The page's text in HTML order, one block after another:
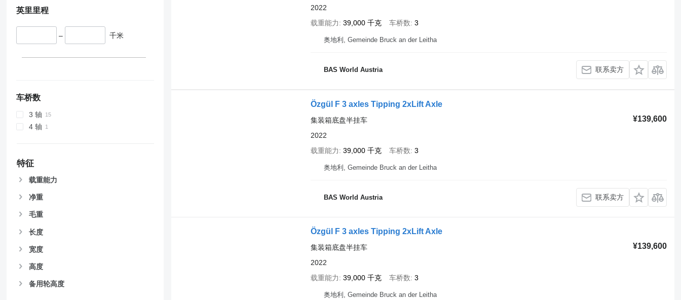
英里里程
– 千米
车桥数
3 轴
4 轴
特征
载重能力
净重
毛重
长度
宽度
高度
备用轮高度
2022
载重能力
39,000 千克 车桥数 3
奥地利, Gemeinde Bruck an der Leitha
BAS World Austria 联系卖方
Özgül F 3 axles Tipping 2xLift Axle
¥139,600
集装箱底盘半挂车
2022
载重能力
39,000 千克 车桥数 3
奥地利, Gemeinde Bruck an der Leitha
BAS World Austria 联系卖方
Özgül F 3 axles Tipping 2xLift Axle
¥139,600
集装箱底盘半挂车
2022
载重能力
39,000 千克 车桥数 3
奥地利, Gemeinde Bruck an der Leitha